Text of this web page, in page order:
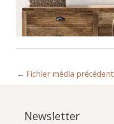
← Fichier média précédent
Newsletter